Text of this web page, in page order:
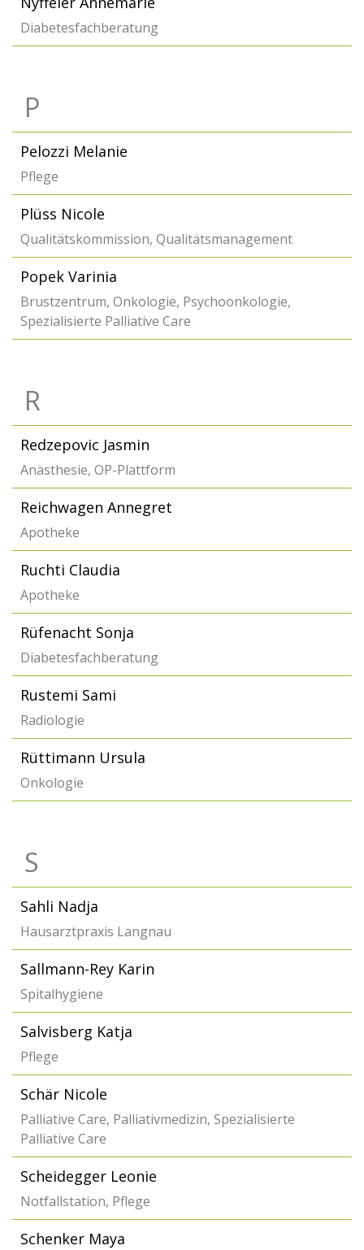
Diabetesfachberatung
P
Pelozzi Melanie
Pflege
Plüss Nicole
Qualitätskommission, Qualitätsmanagement
Popek Varinia
Brustzentrum, Onkologie, Psychoonkologie,
Spezialisierte Palliative Care
R
Redzepovic Jasmin
Anästhesie, OP-Plattform
Reichwagen Annegret
Apotheke
Ruchti Claudia
Apotheke
Rüfenacht Sonja
Diabetesfachberatung
Rustemi Sami
Radiologie
Rüttimann Ursula
Onkologie
S
Sahli Nadja
Hausarztpraxis Langnau
Sallmann-Rey Karin
Spitalhygiene
Salvisberg Katja
Pflege
Schär Nicole
Palliative Care, Palliativmedizin, Spezialisierte
Palliative Care
Scheidegger Leonie
Notfallstation, Pflege
Schenker Maya